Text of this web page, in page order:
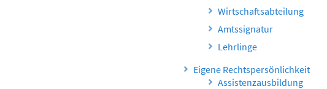
Wirtschaftsabteilung
Amtssignatur
Lehrlinge
Eigene Rechtspersönlichkeit
Assistenzausbildung